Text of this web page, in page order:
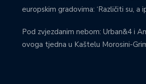
europskim gradovima: ‘Različiti su, a
Pod zvjezdanim nebom: Urban&4 i
ovoga tjedna u Kaštelu Morosini-